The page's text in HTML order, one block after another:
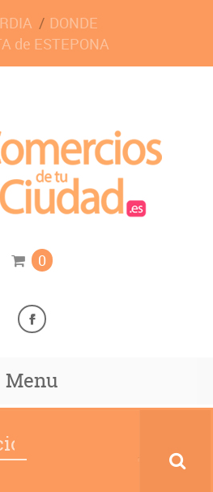
DONDE
de ESTEPONA
0
Menu